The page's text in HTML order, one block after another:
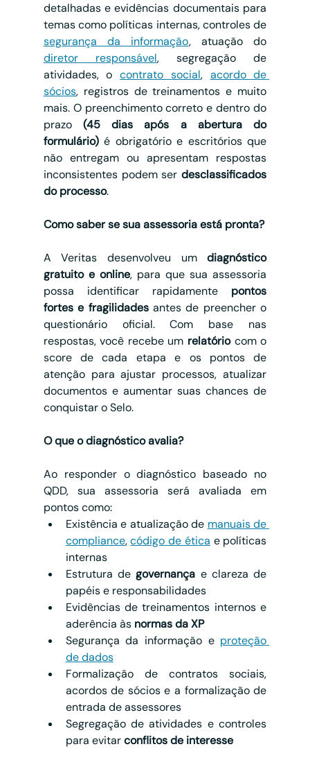
detalhadas e evidências documentais para
segurança da informação
diretor responsável, segregação de
atividades, o contrato social, acordo de
sócios, registros de treinamentos e muito
mais. O preenchimento correto e dentro do
prazo (45 dias após a abertura do
formulário) é obrigatório e escritórios que
não entregam ou apresentam respostas
inconsistentes podem ser desclassificados
do processo.
Como saber se sua assessoria está pronta?
A Veritas desenvolveu um diagnóstico
gratuito e online, para que sua assessoria
possa identificar rapidamente pontos
fortes e fragilidades antes de preencher o
questionário oficial. Com base nas
respostas, você recebe um relatório com o
score de cada etapa e os pontos de
atenção para ajustar processos, atualizar
documentos e aumentar suas chances de
conquistar o Selo.
O que o diagnóstico avalia?
Ao responder o diagnóstico baseado no
QDD, sua assessoria será avaliada em
pontos como:
Existência e atualização de manuais de
compliance, código de ética e políticas
internas
Estrutura de governança e clareza de
papéis e responsabilidades
Evidências de treinamentos internos e
aderência às normas da XP
Segurança da informação e proteção
de dados
Formalização de contratos sociais,
acordos de sócios e a formalização de
entrada de assessores
Segregação de atividades e controles
para evitar conflitos de interesse